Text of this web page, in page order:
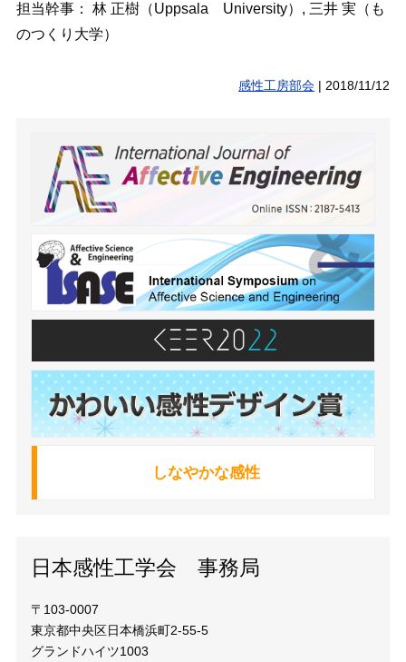
担当幹事： 林 正樹（Uppsala University）, 三井 実（も
のつくり大学）
感性工房部会 |2018/11/12
しなやかな感性
日本感性工学会 事務局
〒103-0007
東京都中央区日本橋浜町2-55-5
グランドハイツ1003